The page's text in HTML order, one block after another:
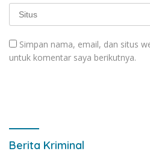
Simpan nama, email, dan situs
untuk komentar saya berikutnya.
Berita Kriminal